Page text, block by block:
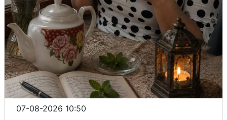
07-08-2026 10:50